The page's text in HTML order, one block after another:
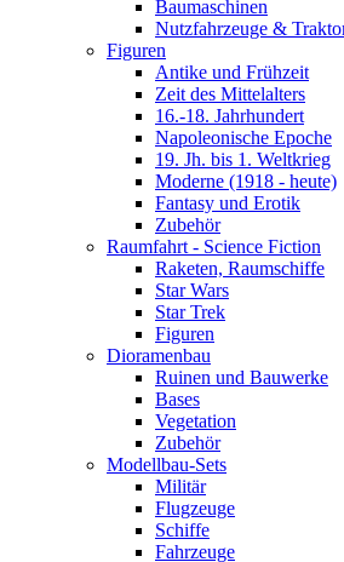
Baumaschinen
Nutzfahrzeuge &
Figuren
Antike und Frühzeit
Zeit des Mittelalters
16.-18. Jahrhundert
Napoleonische Epoche
19. Jh. bis 1. Weltkrieg
Moderne (1918 - heute)
Fantasy und Erotik
Zubehör
Raumfahrt - Science Fiction
Raketen, Raumschiffe
Star Wars
Star Trek
Figuren
Dioramenbau
Ruinen und Bauwerke
Bases
Vegetation
Zubehör
Modellbau-Sets
Militär
Flugzeuge
Schiffe
Fahrzeuge